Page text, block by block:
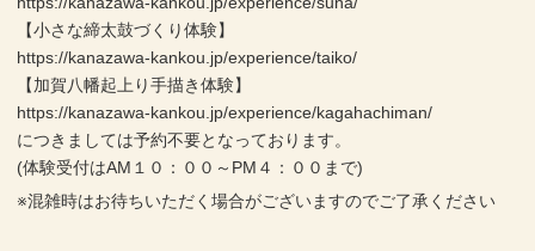
【小さな締太鼓づくり体験】
https://kanazawa-kankou.jp/experience/taiko/
【加賀八幡起上り手描き体験】
https://kanazawa-kankou.jp/experience/kagahachiman/
につきましては予約不要となっております。
(体験受付はAM１０：００～PM４：００まで)
※混雑時はお待ちいただく場合がございますのでご了承ください